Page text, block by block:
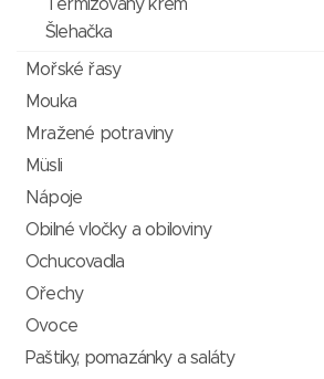
Termizovaný krém
Šlehačka
Mořské řasy
Mouka
Mražené potraviny
Müsli
Nápoje
Obilné vločky a obiloviny
Ochucovadla
Ořechy
Ovoce
Paštiky, pomazánky a saláty